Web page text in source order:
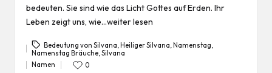
bedeuten. Sie sind wie das Licht Gottes auf Erden. Ihr
Leben zeigt uns, wie…weiter lesen
Tags:
Bedeutung von Silvana ,Heiliger Silvana ,Namenstag
Namenstag Bräuche Silvana
Posted
Namen 0